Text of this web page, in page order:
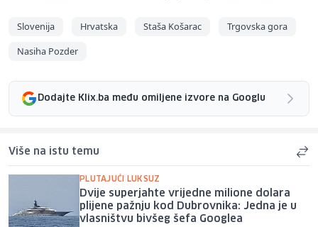
Slovenija Hrvatska Staša Košarac
Trgovska gora
Nasiha Pozder
Dodajte Klix.ba među omiljene izvore na Googlu
Više na istu temu
PLUTAJUĆI LUKSUZ
Dvije superjahte vrijedne milione dolara
plijene pažnju kod Dubrovnika: Jedna je u
vlasništvu bivšeg šefa Googlea